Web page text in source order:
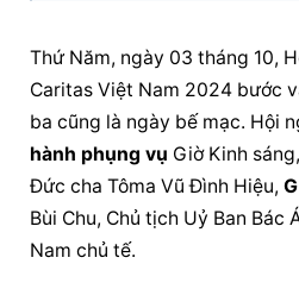
Thứ Năm, ngày 03 tháng 10,
Caritas Việt Nam 2024 bước
ba cũng là ngày bế mạc. Hội
hành phụng vụ Giờ Kinh
Đức cha Tôma Vũ Đình Hiệu,
Bùi Chu, Chủ tịch Uỷ Ban Bác
Nam chủ tế.